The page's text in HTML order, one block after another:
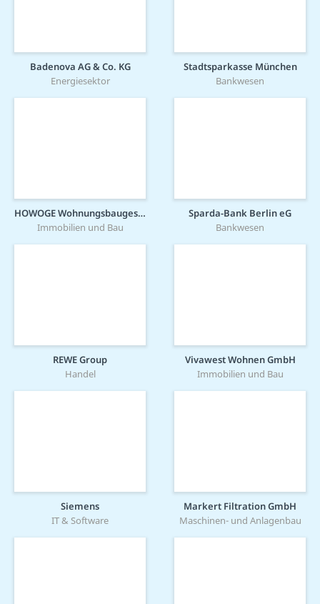
Badenova AG & Co. KG
Energiesektor
Stadtsparkasse München
Bankwesen
HOWOGE Wohnungsbaugesellschaft mbH
Immobilien und Bau
Sparda-Bank Berlin eG
Bankwesen
REWE Group
Handel
Vivawest Wohnen GmbH
Immobilien und Bau
Siemens
IT & Software
Markert Filtration GmbH
Maschinen- und Anlagenbau